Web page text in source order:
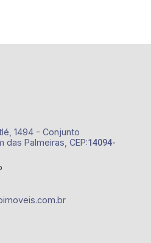
1494 - Conjunto
das Palmeiras, CEP:14094-